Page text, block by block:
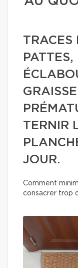
TRACES
PATTES,
TERNIR
JOUR.
Comment
consacrer trop